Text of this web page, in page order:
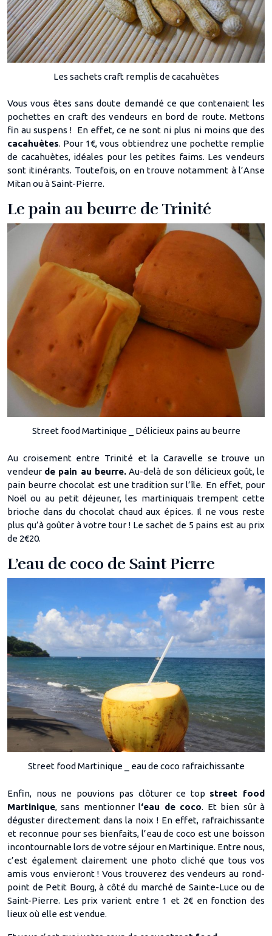
Les sachets craft remplis de cacahuètes
Vous vous êtes sans doute demandé ce que contenaient les
pochettes en craft des vendeurs en bord de route. Mettons
fin au suspens ! En effet, ce ne sont ni plus ni moins que des
cacahuètes. Pour 1€, vous obtiendrez une pochette remplie
de cacahuètes, idéales pour les petites faims. Les vendeurs
sont itinérants. Toutefois, on en trouve notamment à l’Anse
Mitan ou à Saint-Pierre.
Le pain au beurre de Trinité
Street food Martinique _ Délicieux pains au beurre
Au croisement entre Trinité et la Caravelle se trouve un
vendeur de pain au beurre.Au-delà de son délicieux goût, le
pain beurre chocolat est une tradition sur l’île. En effet, pour
Noël ou au petit déjeuner, les martiniquais trempent cette
brioche dans du chocolat chaud aux épices. Il ne vous reste
plus qu’à goûter à votre tour ! Le sachet de 5 pains est au prix
de 2€20.
L’eau de coco de Saint Pierre
Street food Martinique _ eau de coco rafraichissante
Enfin, nous ne pouvions pas clôturer ce top street food
Martinique, sans mentionner l‘eau de coco. Et bien sûr à
déguster directement dans la noix ! En effet, rafraichissante
et reconnue pour ses bienfaits, l’eau de coco est une boisson
incontournable lors de votre séjour en Martinique. Entre nous,
c’est également clairement une photo cliché que tous vos
amis vous envieront ! Vous trouverez des vendeurs au rond-
point de Petit Bourg, à côté du marché de Sainte-Luce ou de
Saint-Pierre. Les prix varient entre 1 et 2€ en fonction des
lieux où elle est vendue.